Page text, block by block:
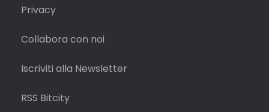
Privacy
Collabora con noi
Iscriviti alla Newsletter
RSS Bitcity